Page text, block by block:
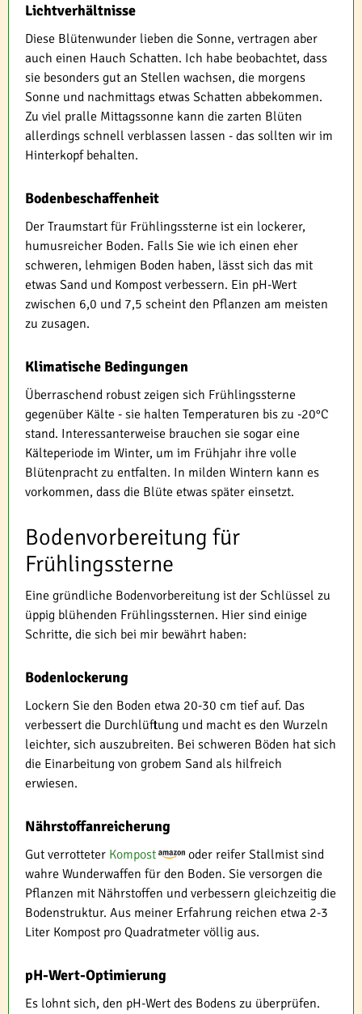
Lichtverhältnisse
Diese Blütenwunder lieben die Sonne, vertragen aber
auch einen Hauch Schatten. Ich habe beobachtet, dass
sie besonders gut an Stellen wachsen, die morgens
Sonne und nachmittags etwas Schatten abbekommen.
Zu viel pralle Mittagssonne kann die zarten Blüten
allerdings schnell verblassen lassen - das sollten wir im
Hinterkopf behalten.
Bodenbeschaffenheit
Der Traumstart für Frühlingssterne ist ein lockerer,
humusreicher Boden. Falls Sie wie ich einen eher
schweren, lehmigen Boden haben, lässt sich das mit
etwas Sand und Kompost verbessern. Ein pH-Wert
zwischen 6,0 und 7,5 scheint den Pflanzen am meisten
zu zusagen.
Klimatische Bedingungen
Überraschend robust zeigen sich Frühlingssterne
gegenüber Kälte - sie halten Temperaturen bis zu -20°C
stand. Interessanterweise brauchen sie sogar eine
Kälteperiode im Winter, um im Frühjahr ihre volle
Blütenpracht zu entfalten. In milden Wintern kann es
vorkommen, dass die Blüte etwas später einsetzt.
Bodenvorbereitung für
Frühlingssterne
Eine gründliche Bodenvorbereitung ist der Schlüssel zu
üppig blühenden Frühlingssternen. Hier sind einige
Schritte, die sich bei mir bewährt haben:
Bodenlockerung
Lockern Sie den Boden etwa 20-30 cm tief auf. Das
verbessert die Durchlüftung und macht es den Wurzeln
leichter, sich auszubreiten. Bei schweren Böden hat sich
die Einarbeitung von grobem Sand als hilfreich
erwiesen.
Nährstoffanreicherung
Gut verrotteter Kompost
oder reifer Stallmist sind
wahre Wunderwaffen für den Boden. Sie versorgen die
Pflanzen mit Nährstoffen und verbessern gleichzeitig die
Bodenstruktur. Aus meiner Erfahrung reichen etwa 2-3
Liter Kompost pro Quadratmeter völlig aus.
pH-Wert-Optimierung
Es lohnt sich, den pH-Wert des Bodens zu überprüfen.